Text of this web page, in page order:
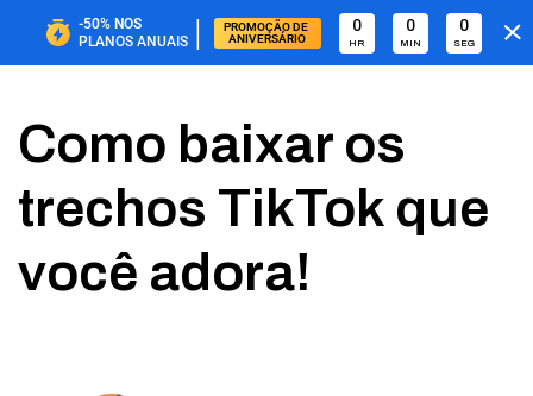
-50% NOS
PLANOS ANUAIS |
PROMOÇÃO DE
ANIVERSÁRIO
0
HR
0
MIN
0
SEG
Como baixar os
trechos TikTok que
você adora!